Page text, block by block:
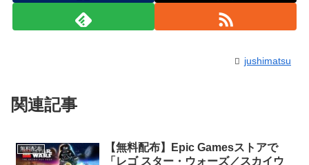
jushimatsu
関連記事
無料配布
【無料配布】Epic Gamesストアで
「レゴ スター・ウォーズ／スカイウ